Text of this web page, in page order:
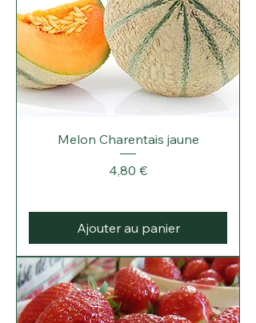
Melon Charentais jaune
Prix
4,80 €
Ajouter au panier